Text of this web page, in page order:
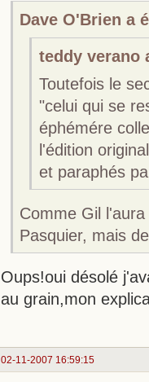
Dave O'Brien a
teddy verano
Toutefois le
"celui qui se
éphémére
l'édition
et paraphés
Comme Gil
Pasquier, mais
Oups!oui désolé
au grain,mon
02-11-2007 16:59:15